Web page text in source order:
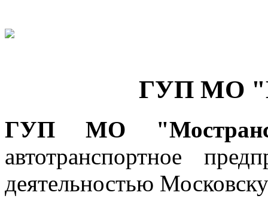
ГУП МО
ГУП МО
автотранспортное
деятельностью